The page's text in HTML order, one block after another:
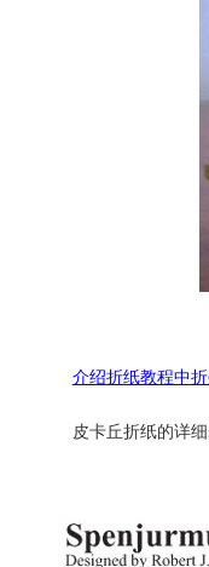
介绍折纸教程中
皮卡丘折纸的详细